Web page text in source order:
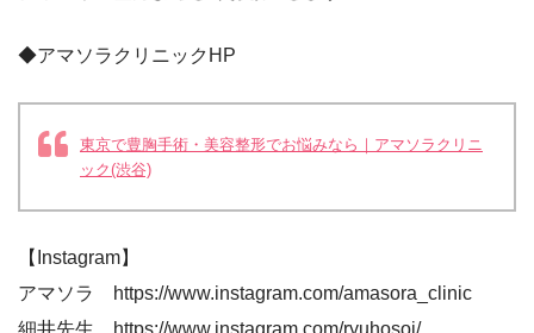
◆アマソラクリニックHP
東京で豊胸手術・美容整形でお悩みなら｜アマソラクリニ
ック(渋谷)
【Instagram】
アマソラ https://www.instagram.com/amasora_clinic
細井先生 https://www.instagram.com/ryuhosoi/